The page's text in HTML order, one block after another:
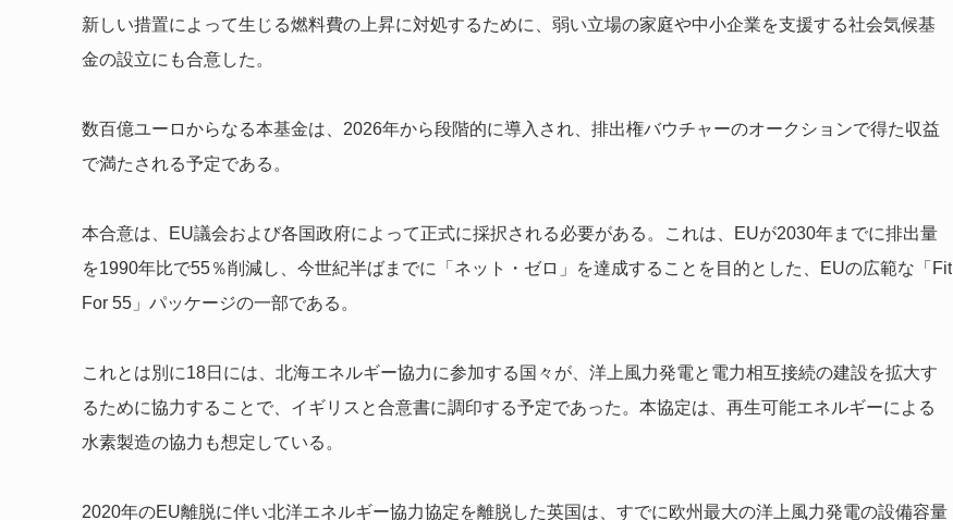
新しい措置によって生じる燃料費の上昇に対処するために、弱い立場の家庭や中小企業を支援する社会気候基
金の設立にも合意した。
数百億ユーロからなる本基金は、2026年から段階的に導入され、排出権バウチャーのオークションで得た収益
で満たされる予定である。
本合意は、EU議会および各国政府によって正式に採択される必要がある。これは、EUが2030年までに排出量
を1990年比で55％削減し、今世紀半ばまでに「ネット・ゼロ」を達成することを目的とした、EUの広範な「Fit
For 55」パッケージの一部である。
これとは別に18日には、北海エネルギー協力に参加する国々が、洋上風力発電と電力相互接続の建設を拡大す
るために協力することで、イギリスと合意書に調印する予定であった。本協定は、再生可能エネルギーによる
水素製造の協力も想定している。
2020年のEU離脱に伴い北洋エネルギー協力協定を離脱した英国は、すでに欧州最大の洋上風力発電の設備容量